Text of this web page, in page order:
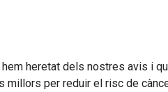
heretat dels nostres avis i
per reduir el risc de